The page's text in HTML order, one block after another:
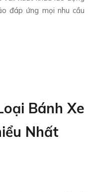
đáp ứng mọi nhu cầu
Bánh Xe
Nhất